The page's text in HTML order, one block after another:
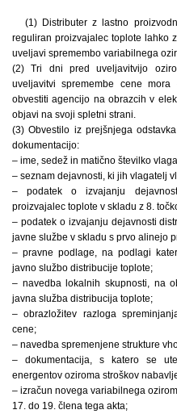
(1) Distributer z lastno
reguliran proizvajalec toplote lahko
uveljavi spremembo variabilnega
(2) Tri dni pred uveljavitvijo
uveljavitvi spremembe cene
obvestiti agencijo na obrazcih v
objavi na svoji spletni strani.
(3) Obvestilo iz prejšnjega
dokumentacijo:
– ime, sedež in matično številko
– seznam dejavnosti, ki jih vlagatelj
– podatek o izvajanju
proizvajalec toplote v skladu z 8.
– podatek o izvajanju dejavnosti
javne službe v skladu s prvo alinejo
– pravne podlage, na podlagi
javno službo distribucije toplote;
– navedba lokalnih skupnosti, na
javna služba distribucija toplote;
– obrazložitev razloga
cene;
– navedba spremenjene strukture
– dokumentacija, s katero se
energentov oziroma stroškov
– izračun novega variabilnega
17. do 19. člena tega akta;